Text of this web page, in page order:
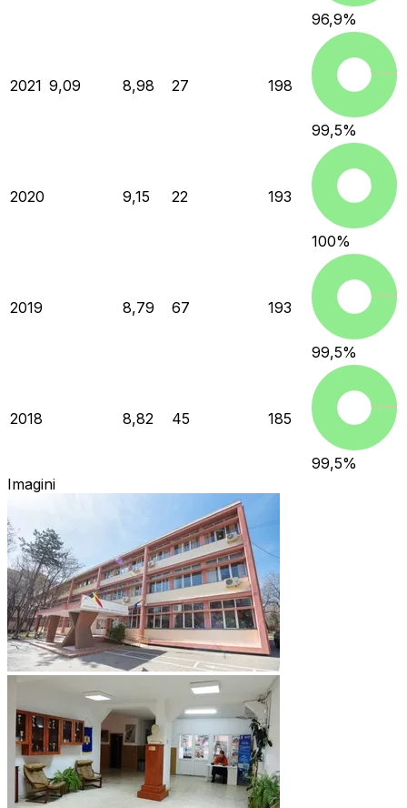
96,9%
2021 9,09 8,98 27 198
99,5%
2020 9,15 22 193
100%
2019 8,79 67 193
99,5%
2018 8,82 45 185
99,5%
Imagini